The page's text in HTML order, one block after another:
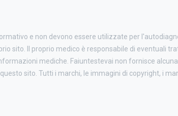
e non devono essere utilizzate per
sito. Il proprio medico è responsabile di eventuali
mediche. Faiuntestevai non fornisce
sito. Tutti i marchi, le immagini di copyright, i